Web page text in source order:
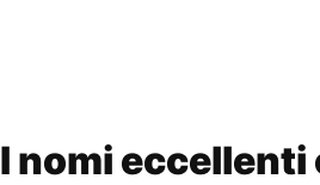
I nomi